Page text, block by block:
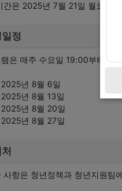
간은 2025년 7월 21일 월요일
정
램은 매주 수요일 19:00부터
2025년 8월 6일
2025년 8월 13일
2025년 8월 20일
2025년 8월 27일
사항은 청년정책과 청년지원